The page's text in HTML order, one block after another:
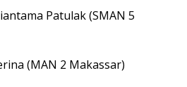
Patulak (SMAN 5
(MAN 2 Makassar)